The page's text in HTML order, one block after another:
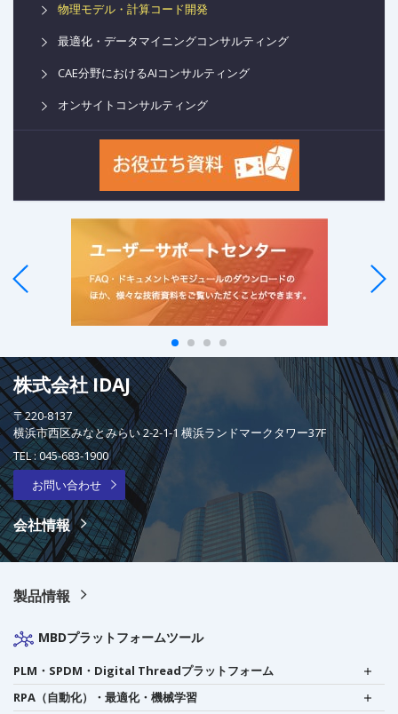
物理モデル・計算コード開発
最適化・データマイニングコンサルティング
CAE分野におけるAIコンサルティング
オンサイトコンサルティング
株式会社 IDAJ
〒220-8137
横浜市西区みなとみらい 2-2-1-1 横浜ランドマークタワー37F
TEL :045-683-1900
お問い合わせ
会社情報
製品情報
MBDプラットフォームツール
PLM・SPDM・Digital Threadプラットフォーム
RPA（自動化）・最適化・機械学習